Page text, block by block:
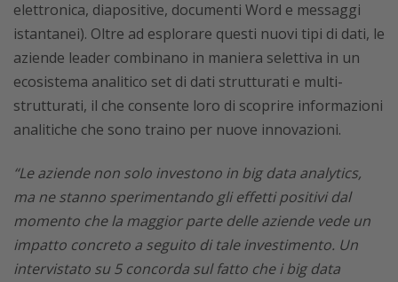
elettronica, diapositive, documenti Word e messaggi
istantanei). Oltre ad esplorare questi nuovi tipi di dati, le
aziende leader combinano in maniera selettiva in un
ecosistema analitico set di dati strutturati e multi-
strutturati, il che consente loro di scoprire informazioni
analitiche che sono traino per nuove innovazioni.
“Le aziende non solo investono in big data analytics,
ma ne stanno sperimentando gli effetti positivi dal
momento che la maggior parte delle aziende vede un
impatto concreto a seguito di tale investimento. Un
intervistato su 5 concorda sul fatto che i big data